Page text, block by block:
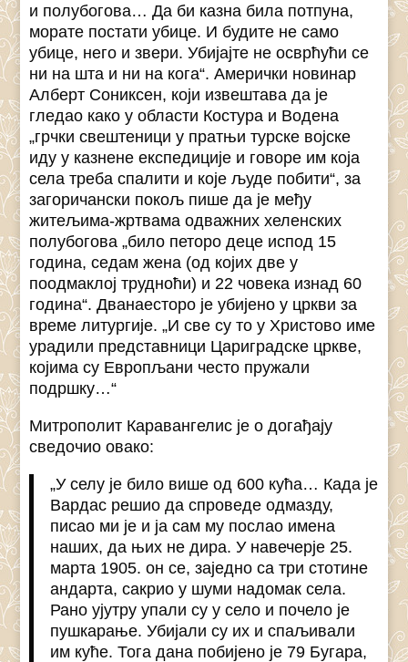
и полубогова… Да би казна била потпуна,
морате постати убице. И будите не само
убице, него и звери. Убијајте не осврћући се
ни на шта и ни на кога“. Амерички новинар
Алберт Сониксен, који извештава да је
гледао како у области Костура и Водена
„грчки свештеници у пратњи турске војске
иду у казнене експедиције и говоре им која
села треба спалити и које људе побити“, за
загоричански покољ пише да је међу
житељима-жртвама одважних хеленских
полубогова „било петоро деце испод 15
година, седам жена (од којих две у
поодмаклој трудноћи) и 22 човека изнад 60
година“. Дванаесторо је убијено у цркви за
време литургије. „И све су то у Христово име
урадили представници Цариградске цркве,
којима су Европљани често пружали
подршку…“
Митрополит Каравангелис је о догађају
сведочио овако:
„У селу је било више од 600 кућа… Када је
Вардас решио да спроведе одмазду,
писао ми је и ја сам му послао имена
наших, да њих не дира. У навечерје 25.
марта 1905. он се, заједно са три стотине
андарта, сакрио у шуми надомак села.
Рано ујутру упали су у село и почело је
пушкарање. Убијали су их и спаљивали
им куће. Тога дана побијено је 79 Бугара,